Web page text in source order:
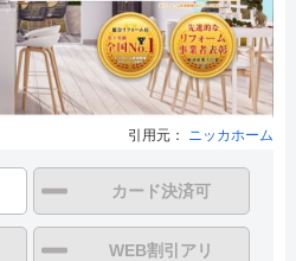
引用元： ニッカホーム
カード決済可
WEB割引アリ